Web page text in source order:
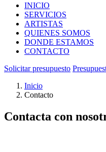
INICIO
SERVICIOS
ARTISTAS
QUIENES SOMOS
DONDE ESTAMOS
CONTACTO
Solicitar presupuesto
Inicio
Contacto
Contacta con